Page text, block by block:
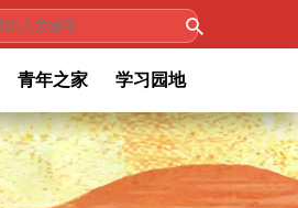
青年之家 学习园地